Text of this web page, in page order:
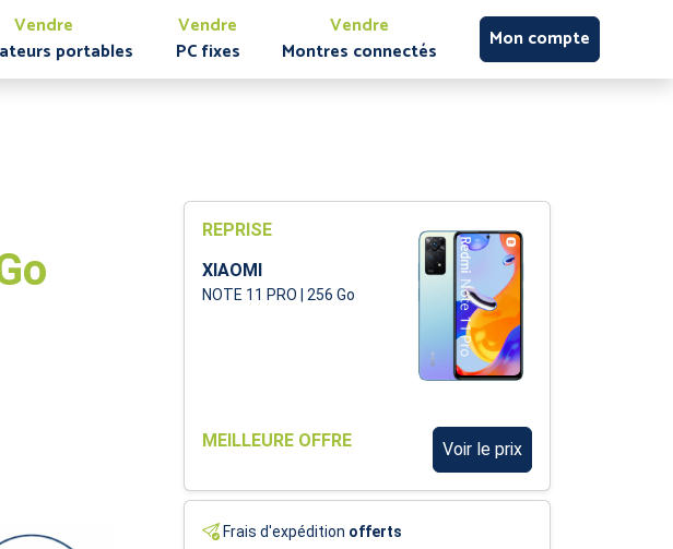
Vendre
portables
Vendre
PC fixes
Vendre
Montres connectés
Mon compte
REPRISE
XIAOMI
NOTE 11 PRO | 256 Go
MEILLEURE OFFRE Voir le prix
Frais d'expédition offerts